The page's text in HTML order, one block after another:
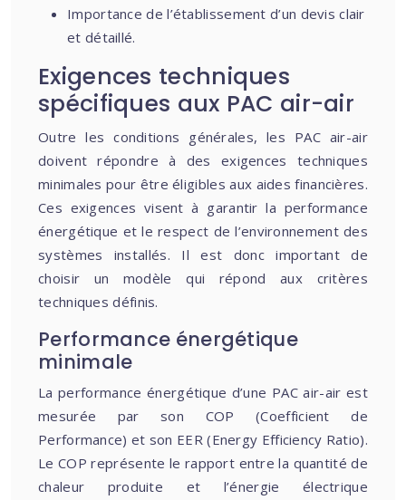
Importance de l’établissement d’un devis clair
et détaillé.
Exigences techniques
spécifiques aux PAC air-air
Outre les conditions générales, les PAC air-air
doivent répondre à des exigences techniques
minimales pour être éligibles aux aides financières.
Ces exigences visent à garantir la performance
énergétique et le respect de l’environnement des
systèmes installés. Il est donc important de
choisir un modèle qui répond aux critères
techniques définis.
Performance énergétique
minimale
La performance énergétique d’une PAC air-air est
mesurée par son COP (Coefficient de
Performance) et son EER (Energy Efficiency Ratio).
Le COP représente le rapport entre la quantité de
chaleur produite et l’énergie électrique